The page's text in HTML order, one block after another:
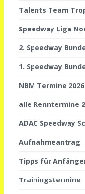
Talents Team
Speedway Liga
2. Speedway
1. Speedway
NBM Termine
alle Renntermine
ADAC Speedway
Aufnahmeantrag
Tipps für
Trainingstermine